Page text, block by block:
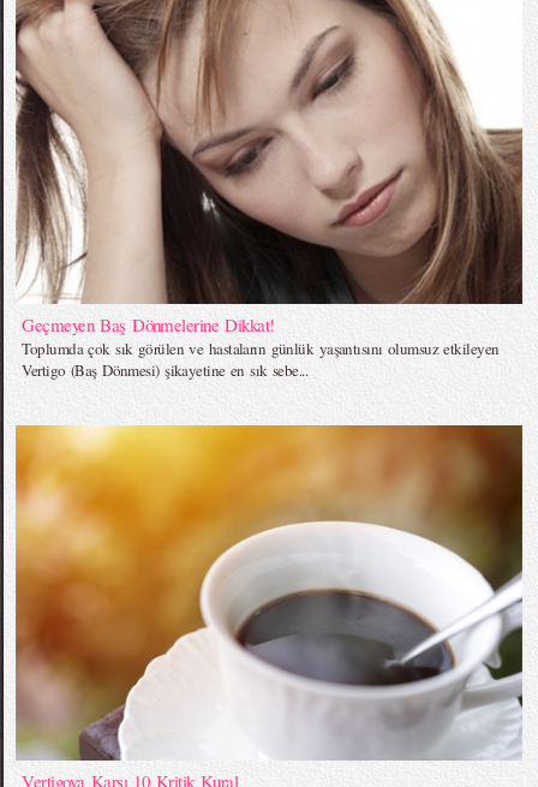
Geçmeyen Baş Dönmelerine Dikkat!
Toplumda çok sık görülen ve hastaların günlük yaşantısını olumsuz etkileyen
Vertigo (Baş Dönmesi) şikayetine en sık sebe...
Vertigoya Karşı 10 Kritik Kural